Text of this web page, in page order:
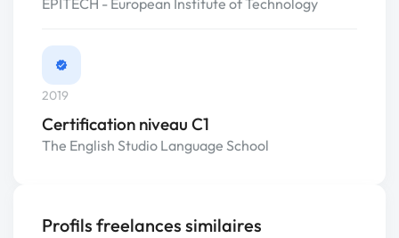
EPITECH - European Institute of Technology
2019
Certification niveau C1
The English Studio Language School
Profils freelances similaires